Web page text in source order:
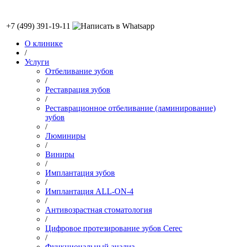
+7 (499) 391-19-11
О клинике
/
Услуги
Отбеливание зубов
/
Реставрация зубов
/
Реставрационное отбеливание (ламинирование)
зубов
/
Люминиры
/
Виниры
/
Имплантация зубов
/
Имплантация ALL-ON-4
/
Антивозрастная стоматология
/
Цифровое протезирование зубов Cerec
/